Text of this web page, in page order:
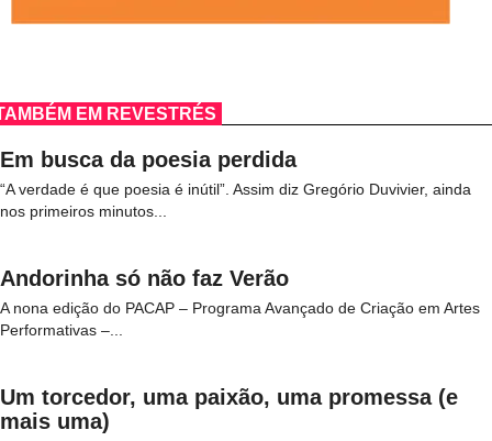
EM REVESTRÉS
Em busca da poesia perdida
“A verdade é que poesia é inútil”. Assim diz Gregório Duvivier, ainda
nos primeiros minutos...
Andorinha só não faz Verão
A nona edição do PACAP – Programa Avançado de Criação em Artes
Performativas –...
Um torcedor, uma paixão, uma promessa (e
mais uma)